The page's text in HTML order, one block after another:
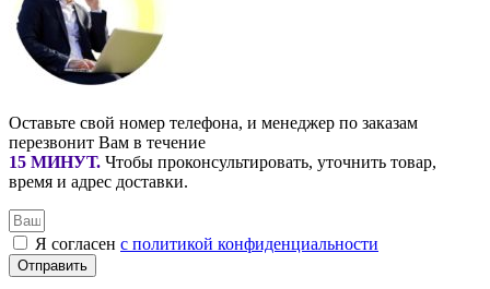
Оставьте свой номер телефона, и менеджер по заказам
перезвонит Вам в течение
15 МИНУТ. Чтобы проконсультировать, уточнить товар,
время и адрес доставки.
Я согласен с политикой конфиденциальности
Отправить